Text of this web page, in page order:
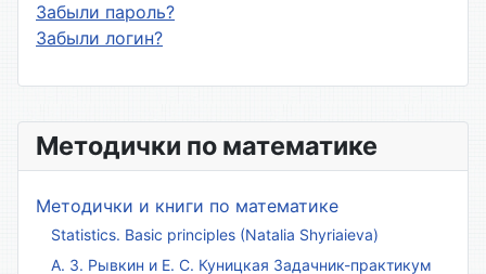
Методички по математике
Методички и книги по математике
Statistics. Basic principles (Natalia Shyriaieva)
А. З. Рывкин и Е. С. Куницкая Задачник-практикум
Забыли пароль?
Забыли логин?